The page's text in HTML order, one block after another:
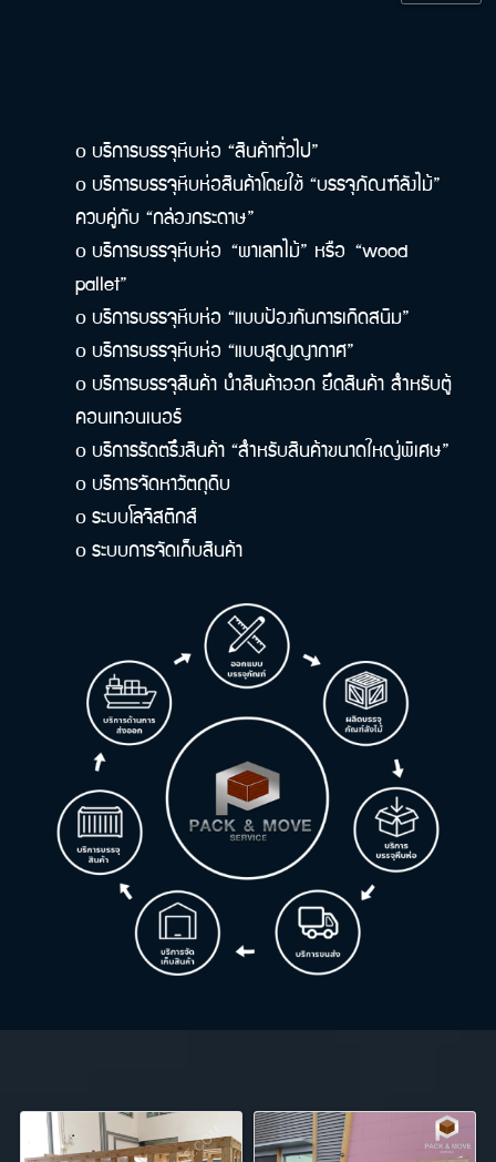
o บริการบรรจุหีบห่อ “สินค้าทั่วไป”
o บริการบรรจุหีบห่อสินค้าโดยใช้ “บรรจุภัณฑ์ลังไม้”
ควบคู่กับ “กล่องกระดาษ”
o บริการบรรจุหีบห่อ “พาเลทไม้” หรือ “wood
pallet”
o บริการบรรจุหีบห่อ “แบบป้องกันการเกิดสนิม”
o บริการบรรจุหีบห่อ “แบบสูญญากาศ”
o บริการบรรจุสินค้า นำสินค้าออก ยึดสินค้า สำหรับตู้
คอนเทอนเนอร์
o บริการรัดตรึงสินค้า “สำหรับสินค้าขนาดใหญ่พิเศษ”
o บริการจัดหาวัตถุดิบ
o ระบบโลจิสติกส์
o ระบบการจัดเก็บสินค้า